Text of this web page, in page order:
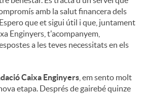
amb la salut financera dels
que et sigui útil i que, juntament
Enginyers, t'acompanyem,
a les teves necessitats en els
Caixa Enginyers , em sento molt
etapa. Després de gairebé quinze